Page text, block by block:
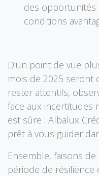
des
conditions
D’un point de vue
mois de 2025 seront
rester attentifs,
face aux incertitudes
est sûre : Albalux
prêt à vous guider
Ensemble, faisons
période de résilience